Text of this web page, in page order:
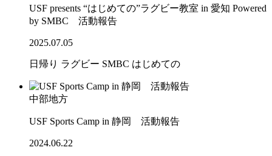
USF presents “はじめての”ラグビー教室 in 愛知 Powered
by SMBC 活動報告
2025.07.05
日帰り ラグビー SMBC はじめての
中部地方
USF Sports Camp in 静岡 活動報告
2024.06.22